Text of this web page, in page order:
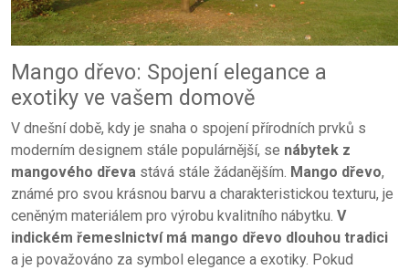
Mango dřevo: Spojení elegance a
exotiky ve vašem domově
V dnešní době, kdy je snaha o spojení přírodních prvků s
moderním designem stále populárnější, se nábytek z
mangového dřeva stává stále žádanějším. Mango dřevo,
známé pro svou krásnou barvu a charakteristickou texturu, je
ceněným materiálem pro výrobu kvalitního nábytku. V
indickém řemeslnictví má mango dřevo dlouhou tradici
a je považováno za symbol elegance a exotiky. Pokud